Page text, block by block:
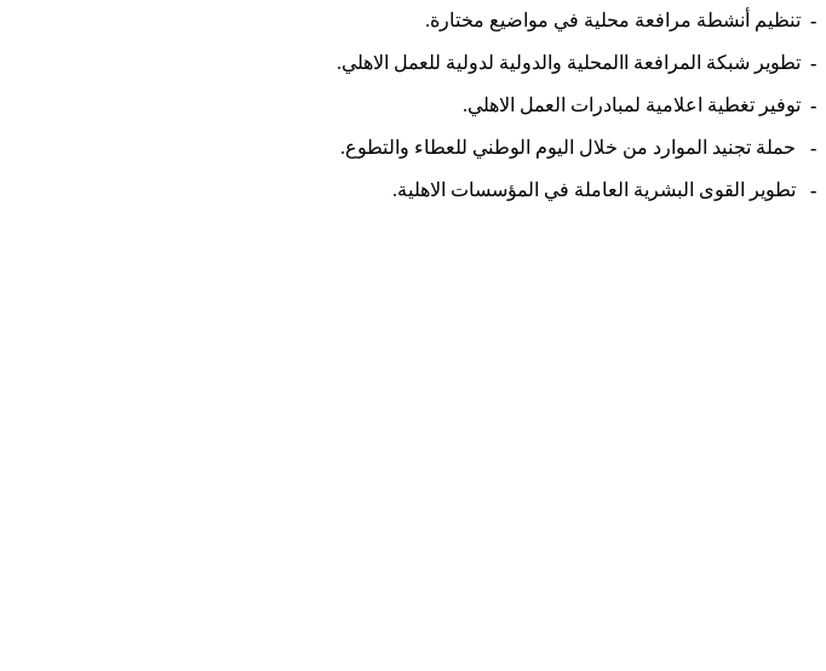
- تنظيم أنشطة مرافعة محلية في مواضيع مختارة.
- تطوير شبكة المرافعة االمحلية والدولية لدولية للعمل الاهلي.
- توفير تغطية اعلامية لمبادرات العمل الاهلي.
- حملة تجنيد الموارد من خلال اليوم الوطني للعطاء والتطوع.
- تطوير القوى البشرية العاملة في المؤسسات الاهلية.